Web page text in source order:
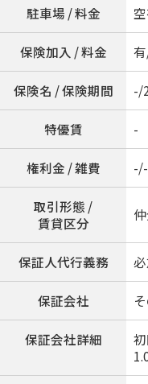
駐車場 / 料金
保険加入 / 料金
保険名 / 保険期間 -/
特優賃 -
権利金 / 雑費 -/-
取引形態 /
賃貸区分
保証人代行義務
保証会社
保証会社詳細